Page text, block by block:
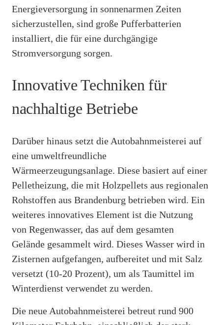
Energieversorgung in sonnenarmen Zeiten
sicherzustellen, sind große Pufferbatterien
installiert, die für eine durchgängige
Stromversorgung sorgen.
Innovative Techniken für
nachhaltige Betriebe
Darüber hinaus setzt die Autobahnmeisterei auf
eine umweltfreundliche
Wärmeerzeugungsanlage. Diese basiert auf einer
Pelletheizung, die mit Holzpellets aus regionalen
Rohstoffen aus Brandenburg betrieben wird. Ein
weiteres innovatives Element ist die Nutzung
von Regenwasser, das auf dem gesamten
Gelände gesammelt wird. Dieses Wasser wird in
Zisternen aufgefangen, aufbereitet und mit Salz
versetzt (10-20 Prozent), um als Taumittel im
Winterdienst verwendet zu werden.
Die neue Autobahnmeisterei betreut rund 900